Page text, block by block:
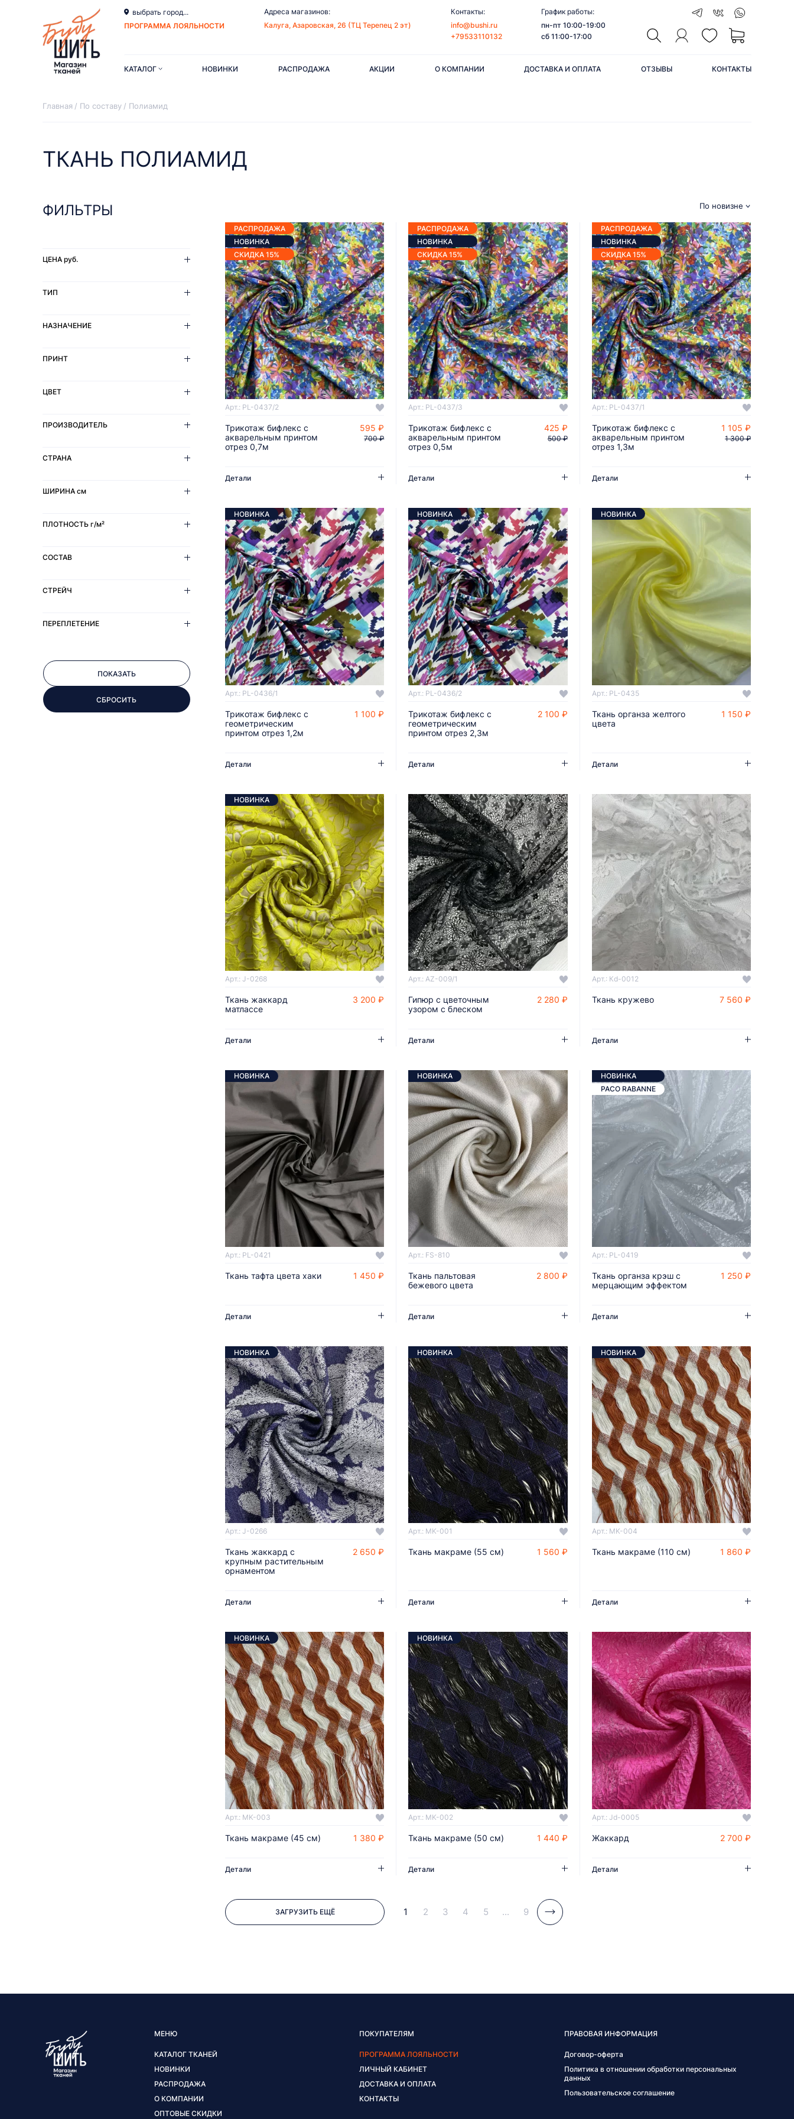
выбрать город...
ПРОГРАММА ЛОЯЛЬНОСТИ
Адреса магазинов:
Калуга, Азаровская, 26 (ТЦ Терепец 2 эт)
Контакты:
info@bushi.ru
+79533110132
График работы:
пн-пт 10:00-19:00
сб 11:00-17:00
КАТАЛОГ НОВИНКИ РАСПРОДАЖА АКЦИИ О КОМПАНИИ ДОСТАВКА И ОПЛАТА ОТЗЫВЫ КОНТАКТЫ
Главная По составу Полиамид
ТКАНЬ ПОЛИАМИД
ФИЛЬТРЫ
ЦЕНА руб.
ТИП
НАЗНАЧЕНИЕ
ПРИНТ
ЦВЕТ
ПРОИЗВОДИТЕЛЬ
СТРАНА
ШИРИНА см
ПЛОТНОСТЬ г/м²
СОСТАВ
СТРЕЙЧ
ПЕРЕПЛЕТЕНИЕ
По новизне
ДОБАВИТЬ В КОРЗИНУ
РАСПРОДАЖА
НОВИНКА
СКИДКА 15%
Арт.: PL-0437/2
Трикотаж бифлекс с
акварельным принтом
отрез 0,7м
595 ₽
700 ₽
Детали
ДОБАВИТЬ В КОРЗИНУ
РАСПРОДАЖА
НОВИНКА
СКИДКА 15%
Арт.: PL-0437/3
Трикотаж бифлекс с
акварельным принтом
отрез 0,5м
425 ₽
500 ₽
Детали
ДОБАВИТЬ В КОРЗИНУ
РАСПРОДАЖА
НОВИНКА
СКИДКА 15%
Арт.: PL-0437/1
Трикотаж бифлекс с
акварельным принтом
отрез 1,3м
1 105 ₽
1 300 ₽
Детали
ДОБАВИТЬ В КОРЗИНУ
НОВИНКА
Арт.: PL-0436/1
Трикотаж бифлекс с
геометрическим
принтом отрез 1,2м
1 100 ₽
Детали
ДОБАВИТЬ В КОРЗИНУ
НОВИНКА
Арт.: PL-0436/2
Трикотаж бифлекс с
геометрическим
принтом отрез 2,3м
2 100 ₽
Детали
НОВИНКА
Арт.: PL-0435
Ткань органза желтого
цвета
1 150 ₽
Детали
НОВИНКА
Арт.: J-0268
Ткань жаккард
матлассе
3 200 ₽
Детали
ДОБАВИТЬ В КОРЗИНУ
Арт.: AZ-009/1
Гипюр с цветочным
узором с блеском
2 280 ₽
Детали
Арт.: Кd-0012
Ткань кружево 7 560 ₽
Детали
НОВИНКА
Арт.: PL-0421
Ткань тафта цвета хаки 1 450 ₽
Детали
ДОБАВИТЬ В КОРЗИНУ
НОВИНКА
Арт.: FS-810
Ткань пальтовая
бежевого цвета
2 800 ₽
Детали
ДОБАВИТЬ В КОРЗИНУ
НОВИНКА
PACO RABANNE
Арт.: PL-0419
Ткань органза крэш с
мерцающим эффектом
1 250 ₽
Детали
ДОБАВИТЬ В КОРЗИНУ
НОВИНКА
Арт.: J-0266
Ткань жаккард с
крупным растительным
орнаментом
2 650 ₽
Детали
НОВИНКА
Арт.: MK-001
Ткань макраме (55 см) 1 560 ₽
Детали
НОВИНКА
Арт.: MK-004
Ткань макраме (110 см) 1 860 ₽
Детали
НОВИНКА
Арт.: MK-003
Ткань макраме (45 см) 1 380 ₽
Детали
НОВИНКА
Арт.: MK-002
Ткань макраме (50 cм) 1 440 ₽
Детали
Арт.: Jd-0005
Жаккард 2 700 ₽
Детали
ЗАГРУЗИТЬ ЕЩЁ 1 2 3 4 5 ... 9
МЕНЮ
КАТАЛОГ ТКАНЕЙ
НОВИНКИ
РАСПРОДАЖА
О КОМПАНИИ
ОПТОВЫЕ СКИДКИ
ПОКУПАТЕЛЯМ
ПРОГРАММА ЛОЯЛЬНОСТИ
ЛИЧНЫЙ КАБИНЕТ
ДОСТАВКА И ОПЛАТА
КОНТАКТЫ
ПРАВОВАЯ ИНФОРМАЦИЯ
Договор-оферта
Политика в отношении обработки персональных
данных
Пользовательское соглашение